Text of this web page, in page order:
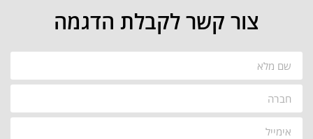
צור קשר לקבלת הדגמה